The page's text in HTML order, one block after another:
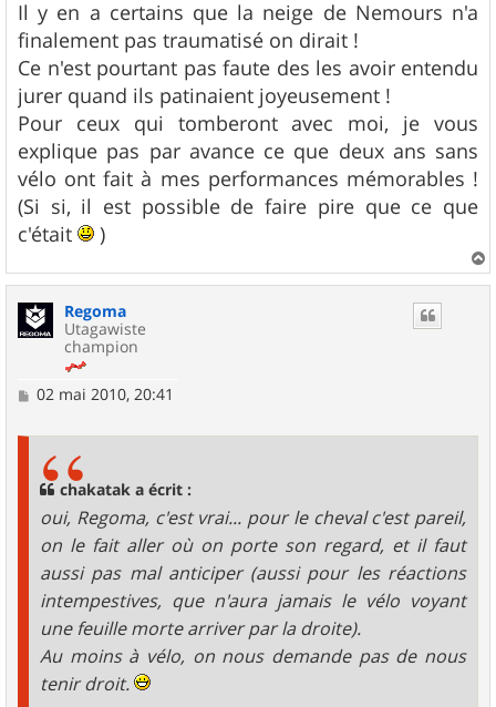
s
s
a
g
e
Il y en a certains que la neige de Nemours n'a
finalement pas traumatisé on dirait !
Ce n'est pourtant pas faute des les avoir entendu
jurer quand ils patinaient joyeusement !
Pour ceux qui tomberont avec moi, je vous
explique pas par avance ce que deux ans sans
vélo ont fait à mes performances mémorables !
(Si si, il est possible de faire pire que ce que
c'était
)
a
Regoma
Utagawiste
champion
M
02 mai 2010, 20:41
chakatak a écrit :
oui, Regoma, c'est vrai... pour le cheval c'est pareil,
on le fait aller où on porte son regard, et il faut
aussi pas mal anticiper (aussi pour les réactions
intempestives, que n'aura jamais le vélo voyant
une feuille morte arriver par la droite).
Au moins à vélo, on nous demande pas de nous
tenir droit.